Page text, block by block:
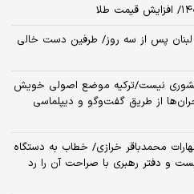
لبنان پس از سه روز/ طرفین دست خالی
کشوری نیست/ترکیه موضع اصولی خویش
از طریق گفت‌وگو و دیپلماسی
محمدباقر خرازی/ خطاب به دستگاه
و دفتر رهبری با صراحت آن را رد